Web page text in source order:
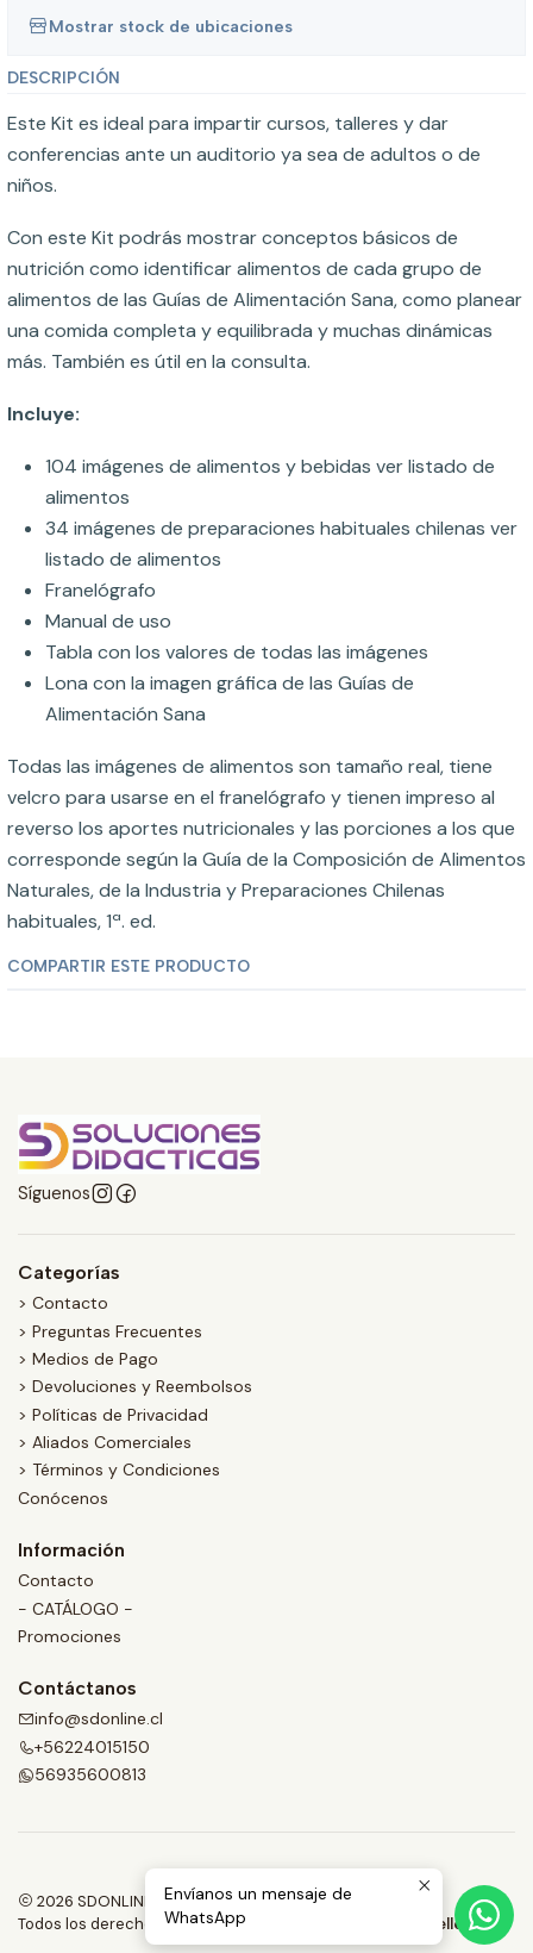
Mostrar stock de ubicaciones
DESCRIPCIÓN
Este Kit es ideal para impartir cursos, talleres y dar
conferencias ante un auditorio ya sea de adultos o de
niños.
Con este Kit podrás mostrar conceptos básicos de
nutrición como identificar alimentos de cada grupo de
alimentos de las Guías de Alimentación Sana, como planear
una comida completa y equilibrada y muchas dinámicas
más. También es útil en la consulta.
Incluye:
104 imágenes de alimentos y bebidas ver listado de
alimentos
34 imágenes de preparaciones habituales chilenas ver
listado de alimentos
Franelógrafo
Manual de uso
Tabla con los valores de todas las imágenes
Lona con la imagen gráfica de las Guías de
Alimentación Sana
Todas las imágenes de alimentos son tamaño real, tiene
velcro para usarse en el franelógrafo y tienen impreso al
reverso los aportes nutricionales y las porciones a los que
corresponde según la Guía de la Composición de Alimentos
Naturales, de la Industria y Preparaciones Chilenas
habituales, 1ª. ed.
COMPARTIR ESTE PRODUCTO
Síguenos
Categorías
> Contacto
> Preguntas Frecuentes
> Medios de Pago
> Devoluciones y Reembolsos
> Políticas de Privacidad
> Aliados Comerciales
> Términos y Condiciones
Conócenos
Información
Contacto
- CATÁLOGO -
Promociones
Contáctanos
info@sdonline.cl
+56224015150
56935600813
2026 SDONLINE.
Todos los derechos reservados.
Desarrollado por Jumpseller.
Envíanos un mensaje de
WhatsApp